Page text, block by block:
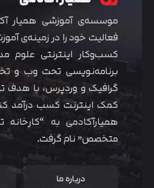
فعالیت خود را در زمینه‌ی
کسب‌و‌کار اینترنتی علوم
برنامه‌نویسی تحت وب و
گرافیک و وردپرس، با هدف
کمک اینترنت کسب درآمد
همیارآکادمی به “کارخانه
متخصص” نام گرفت.
درباره ما